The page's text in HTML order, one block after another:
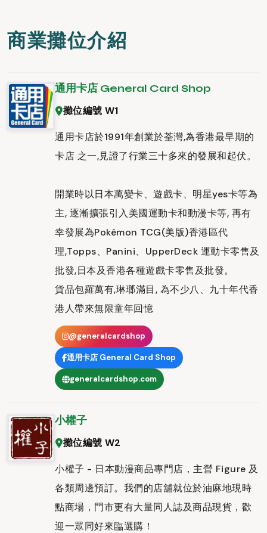
商業攤位介紹
通用卡店 General Card Shop
攤位編號 W1
通用卡店於1991年創業於荃灣,為香港最早期的
卡店 之一,見證了行業三十多來的發展和起伏。
開業時以日本萬變卡、遊戲卡、明星yes卡等為
主, 逐漸擴張引入美國運動卡和動漫卡等, 再有
幸發展為Pokémon TCG(美版)香港區代
理,Topps、Panini、UpperDeck 運動卡零售及
批發,日本及香港各種遊戲卡零售及批發。
貨品包羅萬有,琳瑯滿目, 為不少八、九十年代香
港人帶來無限童年回憶
@generalcardshop
通用卡店 General Card Shop
generalcardshop.com
小權子
攤位編號 W2
小權子 - 日本動漫商品專門店，主營 Figure 及
各類周邊預訂。我們的店舖就位於油麻地現時
點商場，門市更有大量同人誌及商品現貨，歡
迎一眾同好來臨選購！